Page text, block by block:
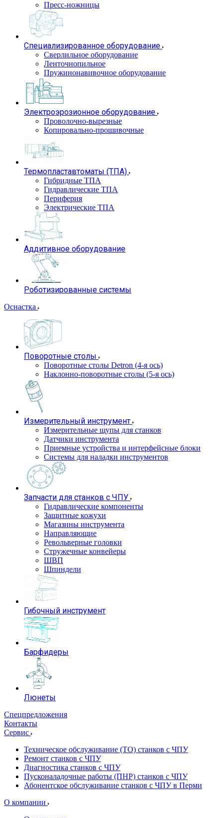
Пресс-ножницы
Специализированное оборудование
Сверлильное оборудование
Ленточнопильное
Пружинонавивочное оборудование
Электроэрозионное оборудование
Проволочно-вырезные
Копировально-прошивочные
Термопластавтоматы (ТПА)
Гибридные ТПА
Гидравлические ТПА
Периферия
Электрические ТПА
Аддитивное оборудование
Роботизированные системы
Оснастка
Поворотные столы
Поворотные столы Detron (4-я ось)
Наклонно-поворотные столы (5-я ось)
Измерительный инструмент
Измерительные щупы для станков
Датчики инструмента
Приемные устройства и интерфейсные блоки
Системы для наладки инструментов
Запчасти для станков с ЧПУ
Гидравлические компоненты
Защитные кожухи
Магазины инструмента
Направляющие
Револьверные головки
Стружечные конвейеры
ШВП
Шпиндели
Гибочный инструмент
Барфидеры
Люнеты
Спецпредложения
Контакты
Сервис
Техническое обслуживание (ТО) станков с ЧПУ
Ремонт станков с ЧПУ
Диагностика станков с ЧПУ
Пусконаладочные работы (ПНР) станков с ЧПУ
Абонентское обслуживание станков с ЧПУ в Перми
О компании